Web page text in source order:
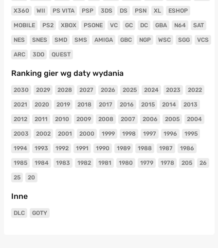
X360 WII PS VITA PSP 3DS DS PSN XL ESHOP
MOBILE PS2 XBOX PSONE VC GC DC GBA N64 SAT
NES SNES SMD SMS AMIGA GBC NGP WSC SGG VCS
ARC 3DO QUEST
Ranking gier wg daty wydania
2030 2029 2028 2027 2026 2025 2024 2023 2022
2021 2020 2019 2018 2017 2016 2015 2014 2013
2012 2011 2010 2009 2008 2007 2006 2005 2004
2003 2002 2001 2000 1999 1998 1997 1996 1995
1994 1993 1992 1991 1990 1989 1988 1987 1986
1985 1984 1983 1982 1981 1980 1979 1978 205 26
25 20
Inne
DLC GOTY